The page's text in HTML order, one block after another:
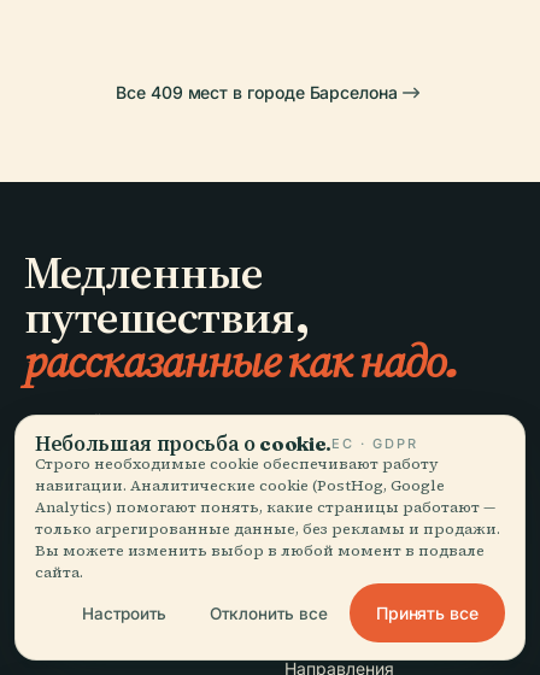
Все 409 мест в городе Барселона
Медленные
путешествия,
рассказанные как надо.
ОСТАВАЙТЕСЬ В КУРСЕ
Присоединиться
ИССЛЕДОВАТЬ
Направления
Небольшая просьба о cookie.ЕС · GDPR
Строго необходимые cookie обеспечивают работу
навигации. Аналитические cookie (PostHog, Google
Analytics) помогают понять, какие страницы работают —
только агрегированные данные, без рекламы и продажи.
Вы можете изменить выбор в любой момент в подвале
сайта.
Настроить Отклонить все Принять все